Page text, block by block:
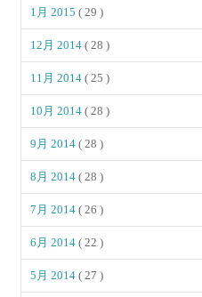
1月 2015( 29 )
12月 2014( 28 )
11月 2014( 25 )
10月 2014( 28 )
9月 2014( 28 )
8月 2014( 28 )
7月 2014( 26 )
6月 2014( 22 )
5月 2014( 27 )